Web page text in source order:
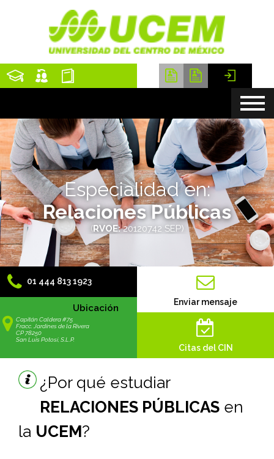
Especialidad en:
Relaciones Públicas
(RVOE:20120742 SEP)
01 444 813 1923
Ubicación
Capitán Caldera #75
Fracc. Jardines de la Rivera
CP 78250
San Luis Potosí, S.L.P.
Enviar mensaje
Citas del CIN
¿Por qué estudiar
RELACIONES PÚBLICAS en
la UCEM?